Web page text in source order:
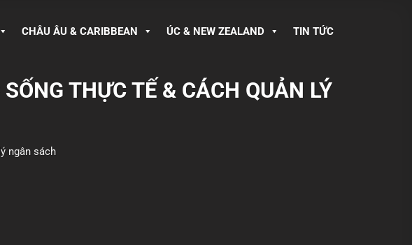
CHÂU ÂU & CARIBBEAN ÚC & NEW ZEALAND TIN TỨC
THỰC TẾ & CÁCH QUẢN LÝ
ngân sách